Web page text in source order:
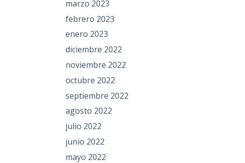
marzo 2023
febrero 2023
enero 2023
diciembre 2022
noviembre 2022
octubre 2022
septiembre 2022
agosto 2022
julio 2022
junio 2022
mayo 2022